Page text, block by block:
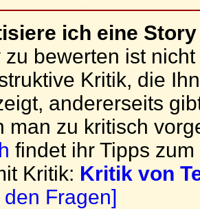
ich eine
zu bewerten ist
Kritik, die
andererseits
man zu kritisch
findet ihr Tipps
Kritik: Kritik von
Fragen]